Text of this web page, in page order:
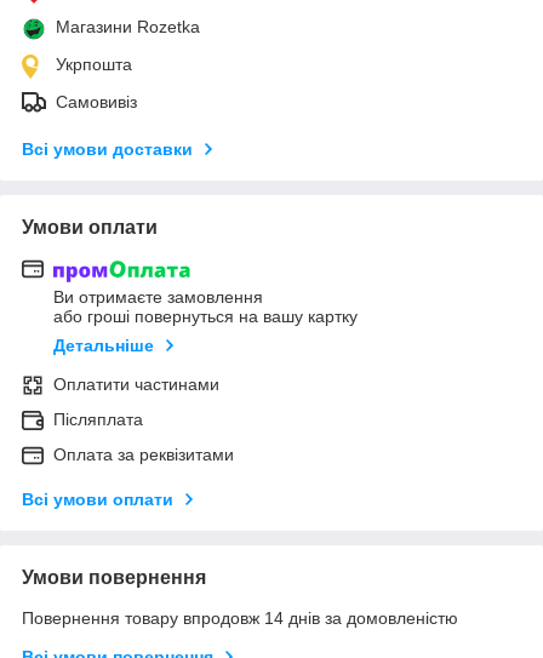
Магазини Rozetka
Укрпошта
Самовивіз
Всі умови доставки
Умови оплати
Ви отримаєте замовлення
або гроші повернуться на вашу картку
Детальніше
Оплатити частинами
Післяплата
Оплата за реквізитами
Всі умови оплати
Умови повернення
Повернення товару впродовж 14 днів за домовленістю